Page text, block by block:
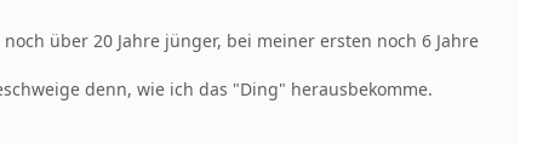
über 20 Jahre jünger, bei meiner ersten noch 6 Jahre
denn, wie ich das "Ding" herausbekomme.